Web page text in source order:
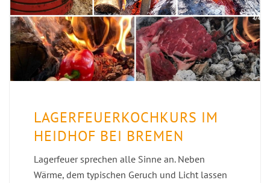
LAGERFEUERKOCHKURS IM
HEIDHOF BEI BREMEN
Lagerfeuer sprechen alle Sinne an. Neben
Wärme, dem typischen Geruch und Licht lassen